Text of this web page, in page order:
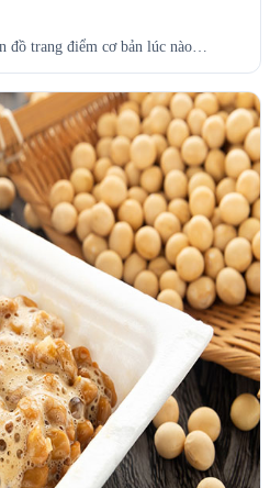
đồ trang điểm cơ bản lúc nào…